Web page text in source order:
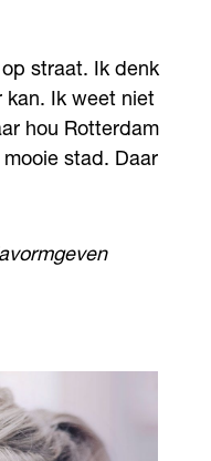
straat. Ik denk
kan. Ik weet niet
hou Rotterdam
stad. Daar